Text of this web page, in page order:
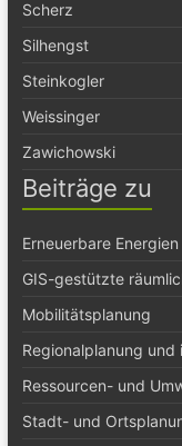
Scherz
Silhengst
Steinkogler
Weissinger
Zawichowski
Beiträge zu
Erneuerbare Energien
GIS-gestützte
Mobilitätsplanung
Regionalplanung und
Ressourcen- und
Stadt- und